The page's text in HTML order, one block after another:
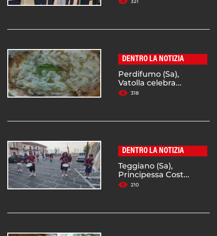
321
DENTRO LA NOTIZIA
Perdifumo (Sa),
Vatolla celebra...
318
DENTRO LA NOTIZIA
Teggiano (Sa),
Principessa Cost...
210